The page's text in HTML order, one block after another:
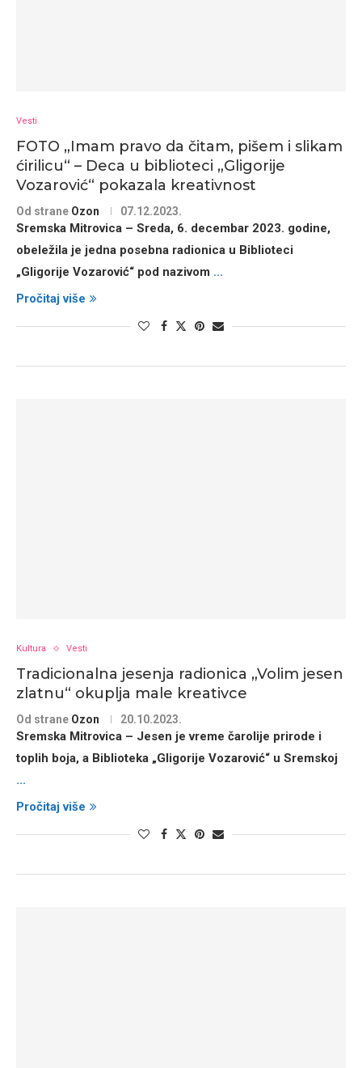
Vesti
FOTO „Imam pravo da čitam, pišem i slikam
ćirilicu“ – Deca u biblioteci „Gligorije
Vozarović“ pokazala kreativnost
Od strane Ozon 07.12.2023.
Sremska Mitrovica – Sreda, 6. decembar 2023. godine,
obeležila je jedna posebna radionica u Biblioteci
„Gligorije Vozarović“ pod nazivom ...
Pročitaj više
Kultura Vesti
Tradicionalna jesenja radionica „Volim jesen
zlatnu“ okuplja male kreativce
Od strane Ozon 20.10.2023.
Sremska Mitrovica – Jesen je vreme čarolije prirode i
toplih boja, a Biblioteka „Gligorije Vozarović“ u Sremskoj
...
Pročitaj više